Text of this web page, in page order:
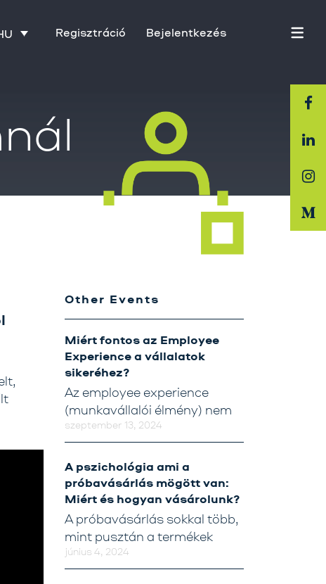
Regisztráció Bejelentkezés
Főoldal
Rólunk
Üzletágak
Szolgáltatásaink
Kapcsolat
Próbavásárlóknak
Blog
Other Events
Miért fontos az Employee
Experience a vállalatok
sikeréhez?
szeptember 13, 2024
Az employee experience
(munkavállalói élmény) nem
A pszichológia ami a
próbavásárlás mögött van:
Miért és hogyan vásárolunk?
június 4, 2024
A próbavásárlás sokkal több,
mint pusztán a termékek